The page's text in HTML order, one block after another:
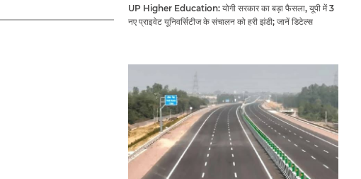
UP Higher Education: योगी सरकार का बड़ा फैसला, यूपी में 3
नए प्राइवेट यूनिवर्सिटीज के संचालन को हरी झंडी; जानें डिटेल्स